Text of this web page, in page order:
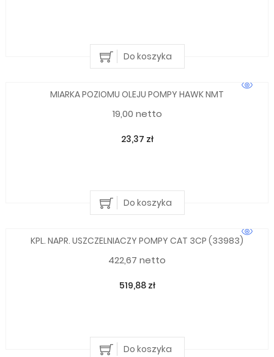
Do koszyka
MIARKA POZIOMU OLEJU POMPY HAWK NMT
19,00 netto
23,37 zł
Do koszyka
KPL. NAPR. USZCZELNIACZY POMPY CAT 3CP (33983)
422,67 netto
519,88 zł
Do koszyka